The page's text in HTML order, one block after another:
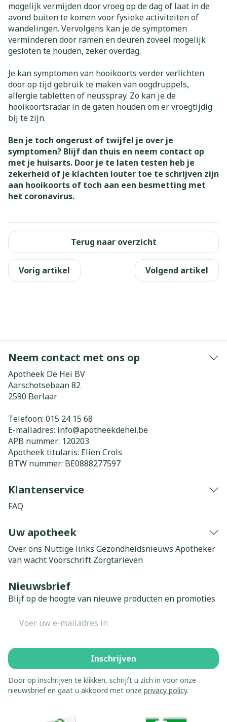
mogelijk vermijden door vroeg op de dag of laat in de
avond buiten te komen voor fysieke activiteiten of
wandelingen. Vervolgens kan je de symptomen
verminderen door ramen en deuren zoveel mogelijk
gesloten te houden, zeker overdag.
Je kan symptomen van hooikoorts verder verlichten
door op tijd gebruik te maken van oogdruppels,
allergie tabletten of neusspray. Zo kan je de
hooikoortsradar in de gaten houden om er vroegtijdig
bij te zijn.
Ben je toch ongerust of twijfel je over je
symptomen? Blijf dan thuis en neem contact op
met je huisarts. Door je te laten testen heb je
zekerheid of je klachten louter toe te schrijven zijn
aan hooikoorts of toch aan een besmetting met
het coronavirus.
Terug naar overzicht
Vorig artikel Volgend artikel
Neem contact met ons op
Apotheek De Hei BV
Aarschotsebaan 82
2590 Berlaar
Telefoon: 015 24 15 68
E-mailadres: info@apotheekdehei.be
APB nummer: 120203
Apotheek titularis: Elien Crols
BTW nummer: BE0888277597
Klantenservice
FAQ
Uw apotheek
Over ons Nuttige links Gezondheidsnieuws Apotheker
van wachtVoorschrift Zorgtarieven
Nieuwsbrief
Blijf op de hoogte van nieuwe producten en promoties
Inschrijven
Door op inschrijven te klikken, schrijft u zich in voor onze
nieuwsbrief en gaat u akkoord met onze privacy policy.